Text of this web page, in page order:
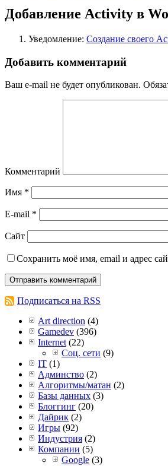
Добавление Activity в
Уведомление: Создание своего
Добавить комментарий
Ваш e-mail не будет опубликован.
Комментарий
Имя *
E-mail *
Сайт
Сохранить моё имя, email и адрес
Подписаться на RSS
Art direction (4)
Gamedev (396)
Internet (22)
Соц. сети (9)
IT (1)
Админство (2)
Алгоритмы/матан (2)
Базы данных (3)
Блоггинг (20)
Дайрик (2)
Игры (92)
Индустрия (2)
Компании (5)
Google (3)